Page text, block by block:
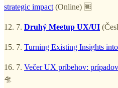
strategic impact (Online) 🆓
12. 7. Druhý Meetup UX/UI
15. 7. Turning Existing Insights
16. 7. Večer UX príbehov:
🛸